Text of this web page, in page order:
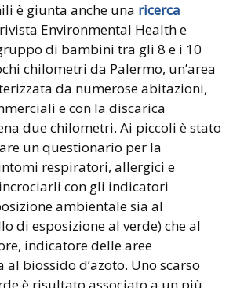
è giunta anche una ricerca
Environmental Health e
di bambini tra gli 8 e i 10
chilometri da Palermo, un’area
da numerose abitazioni,
e con la discarica
due chilometri. Ai piccoli è stato
un questionario per la
respiratori, allergici e
con gli indicatori
ambientale sia al
di esposizione al verde) che al
indicatore delle aree
al biossido d’azoto. Uno scarso